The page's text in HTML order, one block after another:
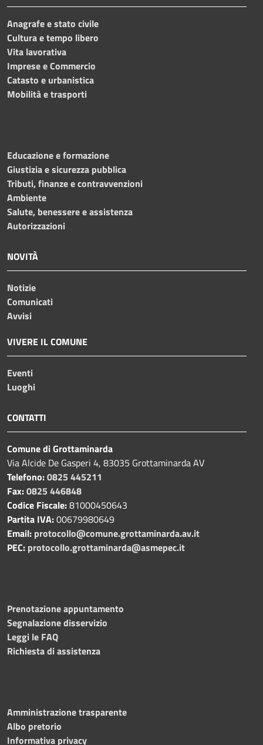
Anagrafe e stato civile
Cultura e tempo libero
Vita lavorativa
Imprese e Commercio
Catasto e urbanistica
Mobilità e trasporti
Educazione e formazione
Giustizia e sicurezza pubblica
Tributi, finanze e contravvenzioni
Ambiente
Salute, benessere e assistenza
Autorizzazioni
NOVITÀ
Notizie
Comunicati
Avvisi
VIVERE IL COMUNE
Eventi
Luoghi
CONTATTI
Comune di Grottaminarda
Via Alcide De Gasperi 4, 83035 Grottaminarda AV
Telefono:0825 445211
Fax:0825 446848
Codice Fiscale:81000450643
Partita IVA:00679980649
Email: protocollo@comune.grottaminarda.av.it
PEC: protocollo.grottaminarda@asmepec.it
Prenotazione appuntamento
Segnalazione disservizio
Leggi le FAQ
Richiesta di assistenza
Amministrazione trasparente
Albo pretorio
Informativa privacy